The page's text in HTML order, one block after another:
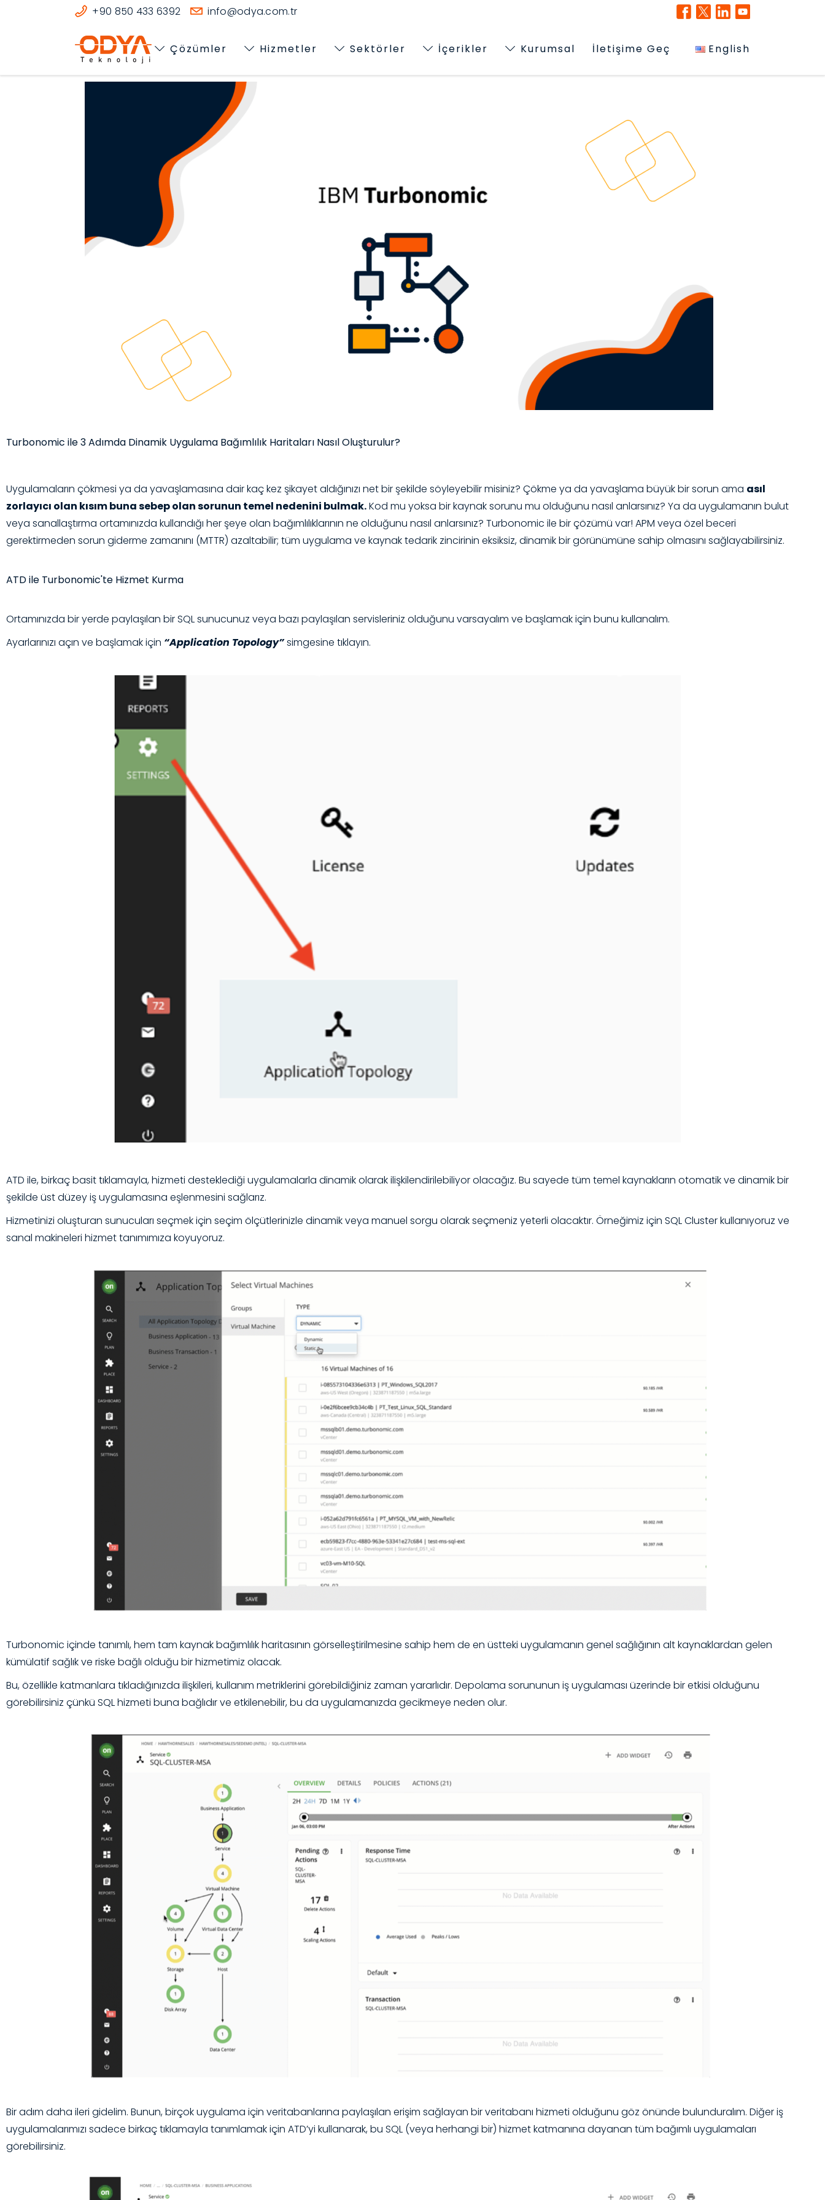
+90 850 433 6392 info@odya.com.tr
Çözümler Hizmetler Sektörler İçerikler Kurumsal İletişime Geç English
Turbonomic ile 3 Adımda Dinamik Uygulama Bağımlılık Haritaları Nasıl Oluşturulur?
Uygulamaların çökmesi ya da yavaşlamasına dair kaç kez şikayet aldığınızı net bir şekilde söyleyebilir misiniz? Çökme ya da yavaşlama büyük bir sorun ama asıl
zorlayıcı olan kısım buna sebep olan sorunun temel nedenini bulmak.Kod mu yoksa bir kaynak sorunu mu olduğunu nasıl anlarsınız? Ya da uygulamanın bulut
veya sanallaştırma ortamınızda kullandığı her şeye olan bağımlılıklarının ne olduğunu nasıl anlarsınız? Turbonomic ile bir çözümü var! APM veya özel beceri
gerektirmeden sorun giderme zamanını (MTTR) azaltabilir; tüm uygulama ve kaynak tedarik zincirinin eksiksiz, dinamik bir görünümüne sahip olmasını sağlayabilirsiniz.
ATD ile Turbonomic'te Hizmet Kurma
Ortamınızda bir yerde paylaşılan bir SQL sunucunuz veya bazı paylaşılan servisleriniz olduğunu varsayalım ve başlamak için bunu kullanalım.
Ayarlarınızı açın ve başlamak için “Application Topology”simgesine tıklayın.
ATD ile, birkaç basit tıklamayla, hizmeti desteklediği uygulamalarla dinamik olarak ilişkilendirilebiliyor olacağız. Bu sayede tüm temel kaynakların otomatik ve dinamik bir
şekilde üst düzey iş uygulamasına eşlenmesini sağlarız.
Hizmetinizi oluşturan sunucuları seçmek için seçim ölçütlerinizle dinamik veya manuel sorgu olarak seçmeniz yeterli olacaktır. Örneğimiz için SQL Cluster kullanıyoruz ve
sanal makineleri hizmet tanımımıza koyuyoruz.
Turbonomic içinde tanımlı, hem tam kaynak bağımlılık haritasının görselleştirilmesine sahip hem de en üstteki uygulamanın genel sağlığının alt kaynaklardan gelen
kümülatif sağlık ve riske bağlı olduğu bir hizmetimiz olacak.
Bu, özellikle katmanlara tıkladığınızda ilişkileri, kullanım metriklerini görebildiğiniz zaman yararlıdır. Depolama sorununun iş uygulaması üzerinde bir etkisi olduğunu
görebilirsiniz çünkü SQL hizmeti buna bağlıdır ve etkilenebilir, bu da uygulamanızda gecikmeye neden olur.
Bir adım daha ileri gidelim. Bunun, birçok uygulama için veritabanlarına paylaşılan erişim sağlayan bir veritabanı hizmeti olduğunu göz önünde bulunduralım. Diğer iş
uygulamalarımızı sadece birkaç tıklamayla tanımlamak için ATD’yi kullanarak, bu SQL (veya herhangi bir) hizmet katmanına dayanan tüm bağımlı uygulamaları
görebilirsiniz.